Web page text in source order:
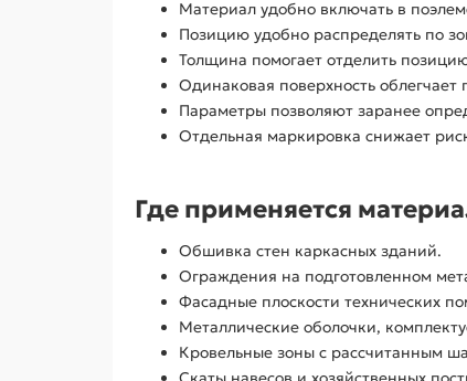
Материал удобно включать в
Позицию удобно распределять по
Толщина помогает отделить
Одинаковая поверхность
Параметры позволяют заранее
Отдельная маркировка снижает
Где применяется
Обшивка стен каркасных зданий.
Ограждения на подготовленном
Фасадные плоскости технических
Металлические оболочки,
Кровельные зоны с рассчитанным